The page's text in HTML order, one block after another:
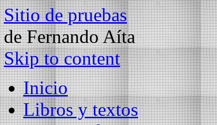
Sitio de pruebas
de Fernando Aíta
Skip to content
Inicio
Libros y textos